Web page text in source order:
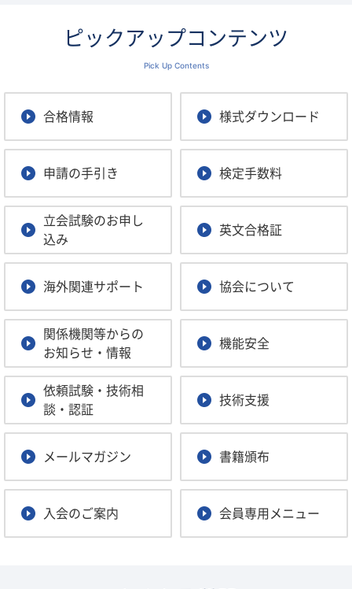
エチレン供給に関するお知らせ
合格証（個別・型式）及び合格証添付書類の訂正について
2026.03.24 機械器具
無料解説動画（フルハーネス型墜落制止用器具_落下試験解
2026.03.03 技術・検定情報 検定
ました。
2026.03.03 検定
合格番号取扱いのお知らせ
2026.02.25
検定合格品の添付図面・立会試験結果等の保管記録コピーサ
2026.02.18 呼吸用保護具
呼吸用保護具の製造検査設備等の届出について
2026.01.09 セミナー
の改訂・更新 の最新情報）
2025.12.12 検定
ピックアップコンテンツ
Pick Up Contents
合格情報 様式ダウンロード
申請の手引き 検定手数料
立会試験のお申し
込み
英文合格証
海外関連サポート 協会について
関係機関等からの
お知らせ・情報
機能安全
依頼試験・技術相
談・認証
技術支援
メールマガジン 書籍頒布
入会のご案内 会員専用メニュー